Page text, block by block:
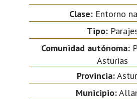
Clase:Entorno
Tipo:
Comunidad autónoma:
Asturias
Provincia:
Municipio: